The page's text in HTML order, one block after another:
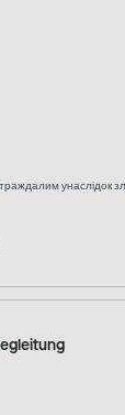
унаслідок